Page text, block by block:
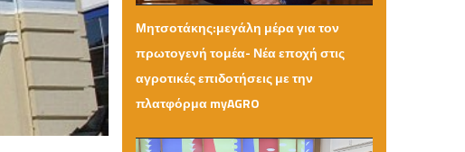
Πέμπτη 06 Αυγούστου 2026 12:20
Μητσοτάκης:μεγάλη μέρα για τον
πρωτογενή τομέα- Νέα εποχή στις
αγροτικές επιδοτήσεις με την
πλατφόρμα myAGRO